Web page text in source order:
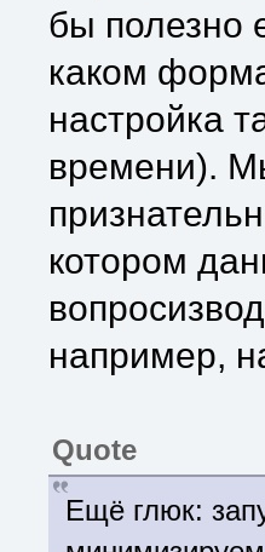
бы полезно
каком
настройка
времени).
котором
например,
Quote
Ещё глюк: